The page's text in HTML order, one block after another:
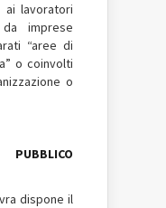
lavoratori
imprese
“aree di
o coinvolti
o
PUBBLICO
dispone il